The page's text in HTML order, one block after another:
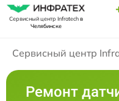
Сервисный центр Infratechв
Челябинске
Сервисный центр
Ремонт